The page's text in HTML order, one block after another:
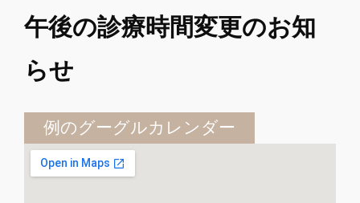
午後の診療時間変更のお知
らせ
例のグーグルカレンダー